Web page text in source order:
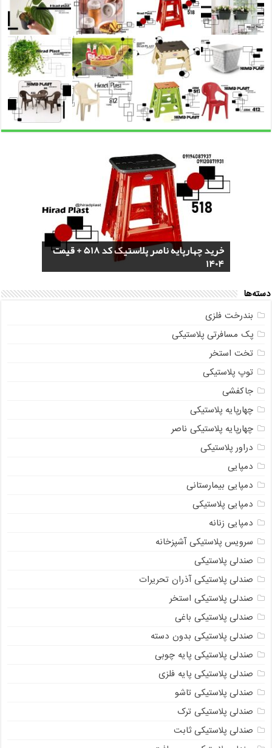
4 مدل گلدان پلاستیکی خورجینی + (عکس و
مشخصات)
خرید چهارپایه ناصر پلاستیک کد 518 + قیمت
1404
خرید گلدان پلاستیکی نشا به صورت عمده
پخش عمده صندلی پلاستیکی دسته دار 889
ناصر + قیمت روز
خرید سرویس جهیزیه پلاستیکی هوم کت +
مستقیم از تولیدی
دسته‌ها
بندرخت فلزی
پک مسافرتی پلاستیکی
تخت استخر
توپ پلاستیکی
جاکفشی
چهارپایه پلاستیکی
چهارپایه پلاستیکی ناصر
دراور پلاستیکی
دمپایی
دمپایی بیمارستانی
دمپایی پلاستیکی
دمپایی زنانه
سرویس پلاستیکی آشپزخانه
صندلی پلاستیکی
صندلی پلاستیکی آذران تحریرات
صندلی پلاستیکی استخر
صندلی پلاستیکی باغی
صندلی پلاستیکی بدون دسته
صندلی پلاستیکی پایه چوبی
صندلی پلاستیکی پایه فلزی
صندلی پلاستیکی تاشو
صندلی پلاستیکی ترک
صندلی پلاستیکی ثابت